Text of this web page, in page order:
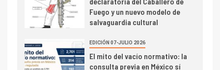
Fuego y un nuevo modelo de
salvaguardia cultural
EDICIÓN 07-JULIO 2026
El mito del vacío normativo: la
consulta previa en México sí